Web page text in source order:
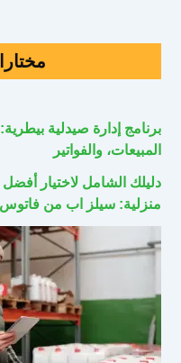
برنامج إدارة صيدلية
المبيعات، والفواتير
دليلك الشامل لاختيار
منزلية: سيلز اب من فاتوس